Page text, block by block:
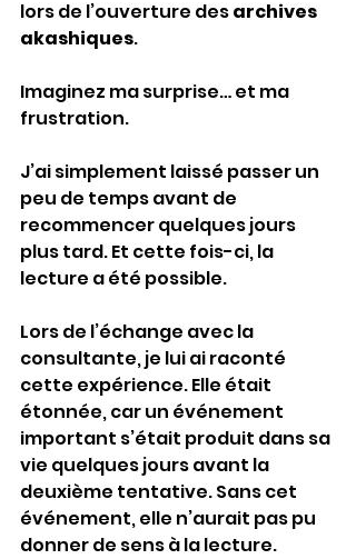
lors de l’ouverture des archives
akashiques.
Imaginez ma surprise… et ma
frustration.
J’ai simplement laissé passer un
peu de temps avant de
recommencer quelques jours
plus tard. Et cette fois-ci, la
lecture a été possible.
Lors de l’échange avec la
consultante, je lui ai raconté
cette expérience. Elle était
étonnée, car un événement
important s’était produit dans sa
vie quelques jours avant la
deuxième tentative. Sans cet
événement, elle n’aurait pas pu
donner de sens à la lecture.